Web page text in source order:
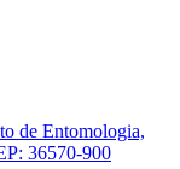
de Entomologia,
36570-900